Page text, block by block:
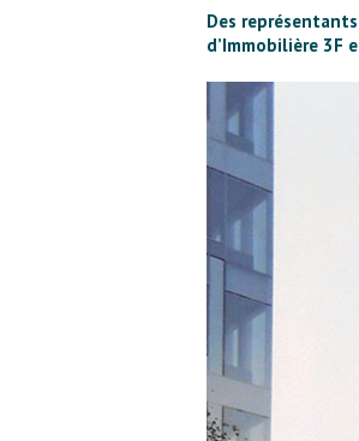
Des
d’Immobilière 3F